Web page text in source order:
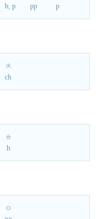
b, p
pp
p
ㅊ
ch
ㅎ
h
ㅇ